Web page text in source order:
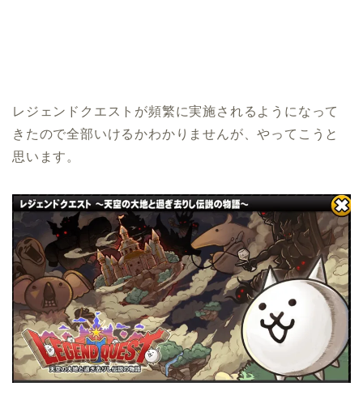
レジェンドクエストが頻繁に実施されるようになって
きたので全部いけるかわかりませんが、やってこうと
思います。